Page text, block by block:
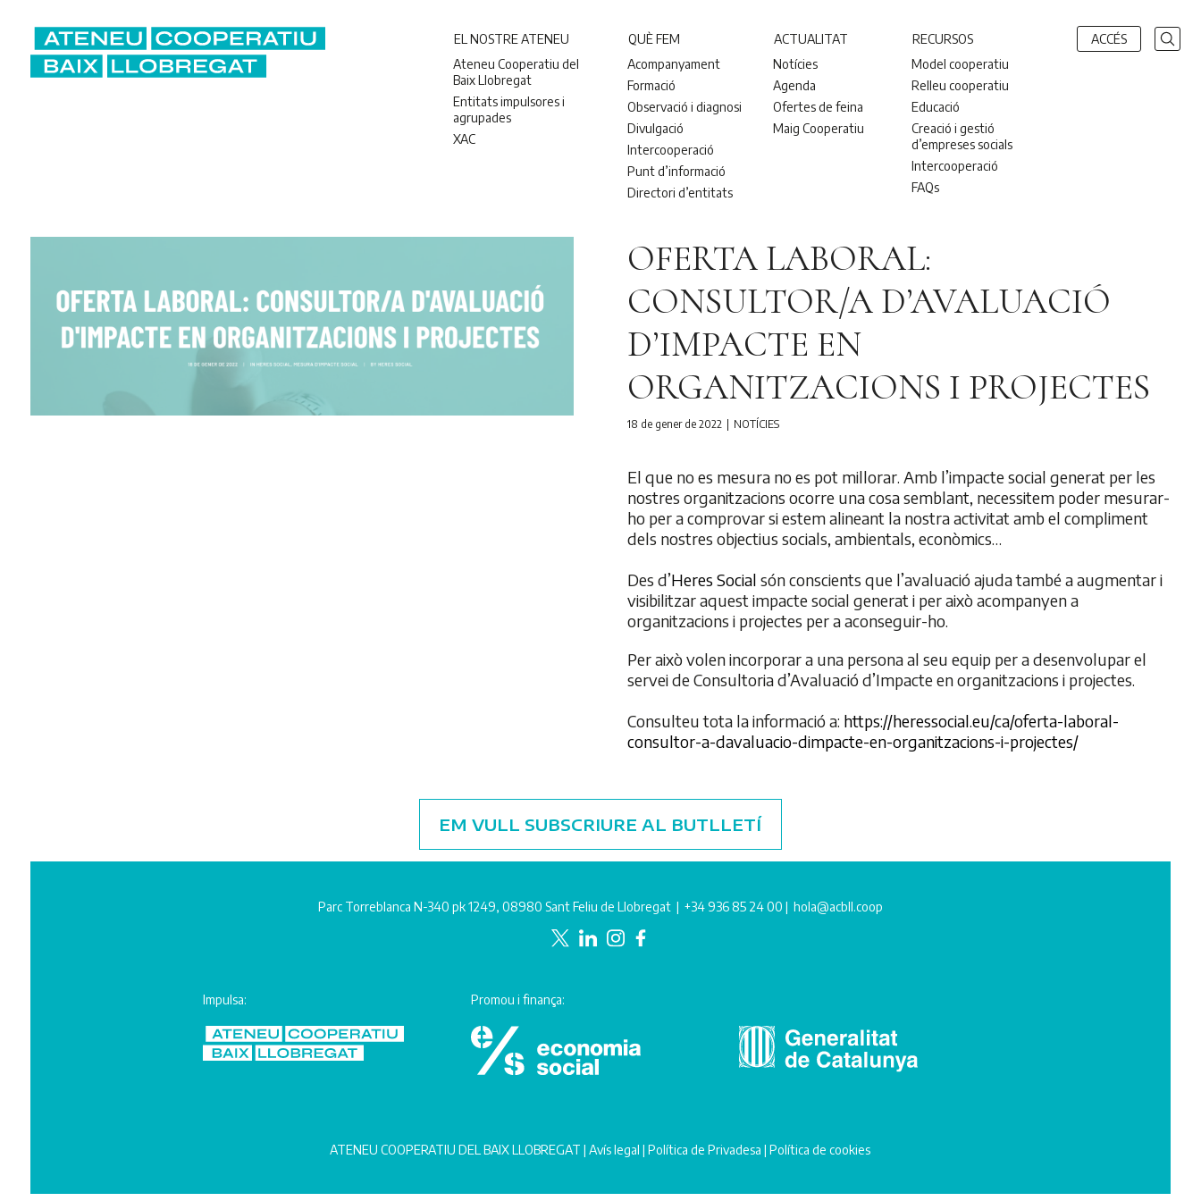
EL NOSTRE ATENEU
Ateneu Cooperatiu del
Baix Llobregat
Entitats impulsores i
agrupades
XAC
QUÈ FEM
Acompanyament
Formació
Observació i diagnosi
Divulgació
Intercooperació
Punt d’informació
Directori d’entitats
ACTUALITAT
Notícies
Agenda
Ofertes de feina
Maig Cooperatiu
RECURSOS
Model cooperatiu
Relleu cooperatiu
Educació
Creació i gestió
d’empreses socials
Intercooperació
FAQs
ACCÉS
OFERTA LABORAL:
CONSULTOR/A D’AVALUACIÓ
D’IMPACTE EN
ORGANITZACIONS I PROJECTES
18 de gener de 2022 NOTÍCIES
El que no es mesura no es pot millorar. Amb l’impacte social generat per les
nostres organitzacions ocorre una cosa semblant, necessitem poder mesurar-
ho per a comprovar si estem alineant la nostra activitat amb el compliment
dels nostres objectius socials, ambientals, econòmics…
Des d’Heres Social són conscients que l’avaluació ajuda també a augmentar i
visibilitzar aquest impacte social generat i per això acompanyen a
organitzacions i projectes per a aconseguir-ho.
Per això volen incorporar a una persona al seu equip per a desenvolupar el
servei de Consultoria d’Avaluació d’Impacte en organitzacions i projectes.
Consulteu tota la informació a: https://heressocial.eu/ca/oferta-laboral-
consultor-a-davaluacio-dimpacte-en-organitzacions-i-projectes/
EM VULL SUBSCRIURE AL BUTLLETÍ
Parc Torreblanca N-340 pk 1249, 08980 Sant Feliu de Llobregat | +34 936 85 24 00 | hola@acbll.coop
Impulsa: Promou i finança:
ATENEU COOPERATIU DEL BAIX LLOBREGAT |Avís legal |Política de Privadesa |Política de cookies